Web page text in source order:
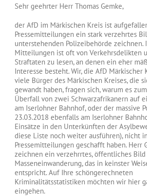
Sehr geehrter Herr Thomas Gemke,
der AfD im Märkischen Kreis ist
Pressemitteilungen ein stark verzehrtes
unterstehenden Polizeibehörde zeichnen.
Mitteilungen ist oft von Verkehrsdelikten
Straftaten zu lesen, an denen ein eher
Interesse besteht. Wir, die AfD Märkischer
viele Bürger des Märkischen Kreises, die s
gewandt haben, fragen sich, warum es
Überfall von zwei Schwarzafrikanern auf
am Iserlohner Bahnhof, oder der massive
23.03.2018 ebenfalls am Iserlohner
Einsätze in den Unterkünften der
diese Liste noch weiter ausführen), nicht
Pressemitteilungen geschafft haben. Herr
zeichnen ein verzehrrtes, öffentliches
Masseneinwanderung, das in keinster
entspricht. Auf Ihre schöngerechneten
Kriminalitätsstatistiken möchten wir hier
eingehen.